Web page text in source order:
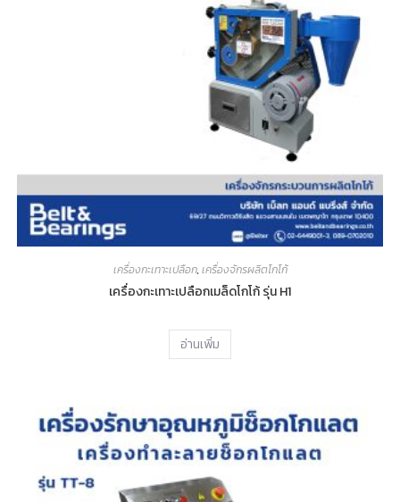
เครื่องกะเทาะเปลือก,เครื่องจักรผลิตโกโก้
เครื่องกะเทาะเปลือกเมล็ดโกโก้ รุ่น H1
อ่านเพิ่ม